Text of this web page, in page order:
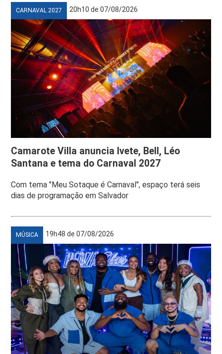
CARNAVAL 2027 20h10 de 07/08/2026
Camarote Villa anuncia Ivete, Bell, Léo
Santana e tema do Carnaval 2027
Com tema "Meu Sotaque é Carnaval", espaço terá seis
dias de programação em Salvador
MÚSICA 19h48 de 07/08/2026